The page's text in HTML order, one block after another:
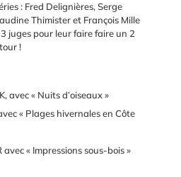
: Fred Delignières, Serge
Thimister et François Mille
juges pour leur faire faire un 2
!
avec « Nuits d’oiseaux »
« Plages hivernales en Côte
avec « Impressions sous-bois »